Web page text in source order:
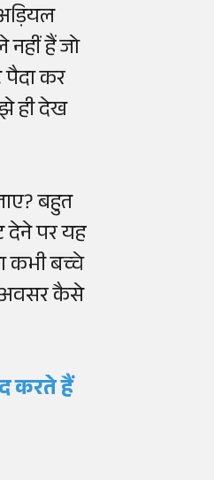
हैं जो
कर
ही देख
बहुत
देने पर यह
कभी बच्चे
अवसर कैसे
करते हैं